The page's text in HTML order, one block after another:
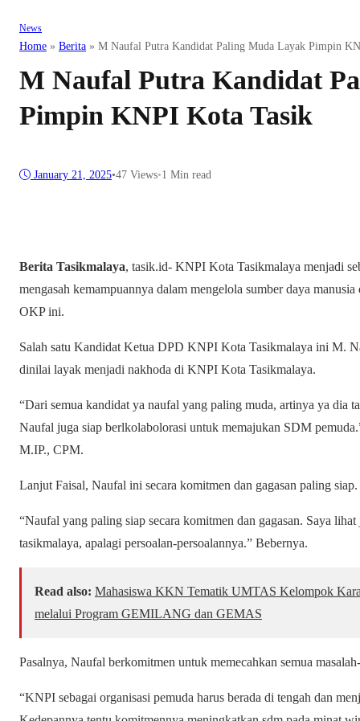
News
Home » Berita » M Naufal Putra Kandidat Paling Muda Layak Pimpin
M Naufal Putra Kandidat
Pimpin KNPI Kota Tasik
January 21, 2025•47 Views•1 Min read
Berita Tasikmalaya, tasik.id- KNPI Kota Tasikmalaya menjadi
mengasah kemampuannya dalam mengelola sumber daya
OKP ini.
Salah satu Kandidat Ketua DPD KNPI Kota Tasikmalaya ini M.
dinilai layak menjadi nakhoda di KNPI Kota Tasikmalaya.
“Dari semua kandidat ya naufal yang paling muda, artinya ya dia
Naufal juga siap berlkolabolorasi untuk memajukan SDM
M.IP., CPM.
Lanjut Faisal, Naufal ini secara komitmen dan gagasan paling siap.
“Naufal yang paling siap secara komitmen dan gagasan. Saya
tasikmalaya, apalagi persoalan-persoalannya.” Bebernya.
Read also: Mahasiswa KKN Tematik UMTAS Kelompok
melalui Program GEMILANG dan GEMAS
Pasalnya, Naufal berkomitmen untuk memecahkan semua
“KNPI sebagai organisasi pemuda harus berada di tengah dan